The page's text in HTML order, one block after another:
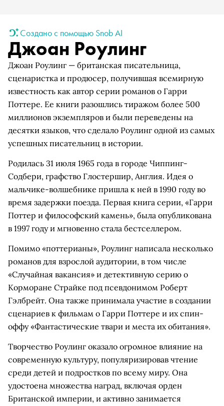
Создано с помощью Snob AI
Джоан Роулинг
Джоан Роулинг — британская писательница,
сценаристка и продюсер, получившая всемирную
известность как автор серии романов о Гарри
Поттере. Ее книги разошлись тиражом более 500
миллионов экземпляров и были переведены на
десятки языков, что сделало Роулинг одной из самых
успешных писательниц в истории.
Родилась 31 июля 1965 года в городе Чиппинг-
Содбери, графство Глостершир, Англия. Идея о
мальчике-волшебнике пришла к ней в 1990 году во
время задержки поезда. Первая книга серии, «Гарри
Поттер и философский камень», была опубликована
в 1997 году и мгновенно стала бестселлером.
Помимо «поттерианы», Роулинг написала несколько
романов для взрослой аудитории, в том числе
«Случайная вакансия» и детективную серию о
Корморане Страйке под псевдонимом Роберт
Гэлбрейт. Она также принимала участие в создании
сценариев к фильмам о Гарри Поттере и их спин-
оффу «Фантастические твари и места их обитания».
Творчество Роулинг оказало огромное влияние на
современную культуру, популяризировав чтение
среди детей и подростков по всему миру. Она
удостоена множества наград, включая орден
Британской империи, и активно занимается